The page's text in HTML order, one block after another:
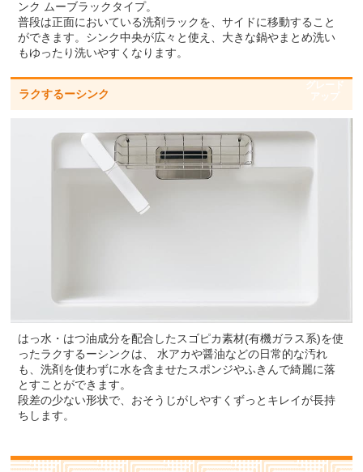
ンク ムーブラックタイプ。
普段は正面においている洗剤ラックを、サイドに移動すること
ができます。シンク中央が広々と使え、大きな鍋やまとめ洗い
もゆったり洗いやすくなります。
ラクするーシンク
グレード
アップ
はっ水・はつ油成分を配合したスゴピカ素材(有機ガラス系)を使
ったラクするーシンクは、 水アカや醤油などの日常的な汚れ
も、洗剤を使わずに水を含ませたスポンジやふきんで綺麗に落
とすことができます。
段差の少ない形状で、おそうじがしやすくずっとキレイが長持
ちします。